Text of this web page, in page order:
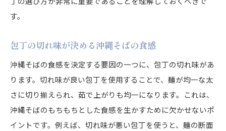
沖縄そばの魅力を知る包丁の持ち方
沖縄そばと包丁の深い関係
沖縄そばと包丁の歴史的背景
包丁が支える沖縄そばの伝統と文化
す。
包丁の切れ味が決める沖縄そばの食感
沖縄そばの食感を決定する要因の一つに、包丁の切れ味があ
ります。切れ味が良い包丁を使用することで、麺が均一な太
さに切り揃えられ、茹で上がりも均一になります。これは、
沖縄そばのもちもちとした食感を生かすために欠かせないポ
イントです。例えば、切れ味が悪い包丁を使うと、麺の断面